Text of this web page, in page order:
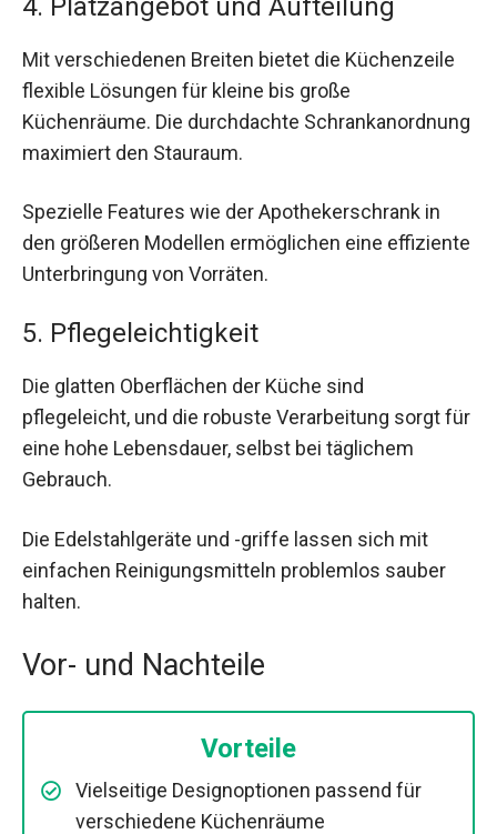
4. Platzangebot und Aufteilung
Mit verschiedenen Breiten bietet die Küchenzeile
flexible Lösungen für kleine bis große
Küchenräume. Die durchdachte Schrankanordnung
maximiert den Stauraum.
Spezielle Features wie der Apothekerschrank in
den größeren Modellen ermöglichen eine effiziente
Unterbringung von Vorräten.
5. Pflegeleichtigkeit
Die glatten Oberflächen der Küche sind
pflegeleicht, und die robuste Verarbeitung sorgt für
eine hohe Lebensdauer, selbst bei täglichem
Gebrauch.
Die Edelstahlgeräte und -griffe lassen sich mit
einfachen Reinigungsmitteln problemlos sauber
halten.
Vor- und Nachteile
Vorteile
Vielseitige Designoptionen passend für
verschiedene Küchenräume